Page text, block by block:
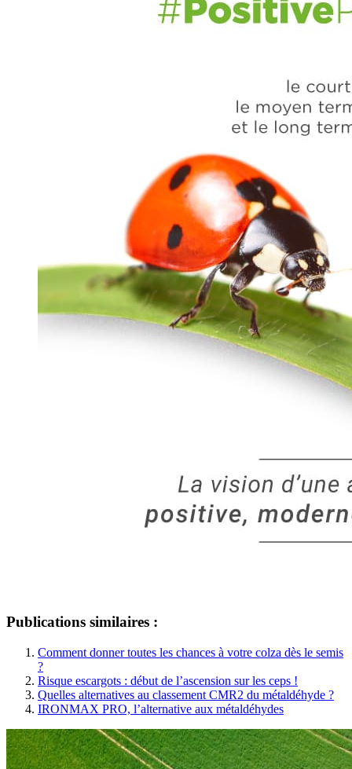
Publications similaires :
Comment donner toutes les chances à votre colza dès le semis
?
Risque escargots : début de l’ascension sur les ceps !
Quelles alternatives au classement CMR2 du métaldéhyde ?
IRONMAX PRO, l’alternative aux métaldéhydes